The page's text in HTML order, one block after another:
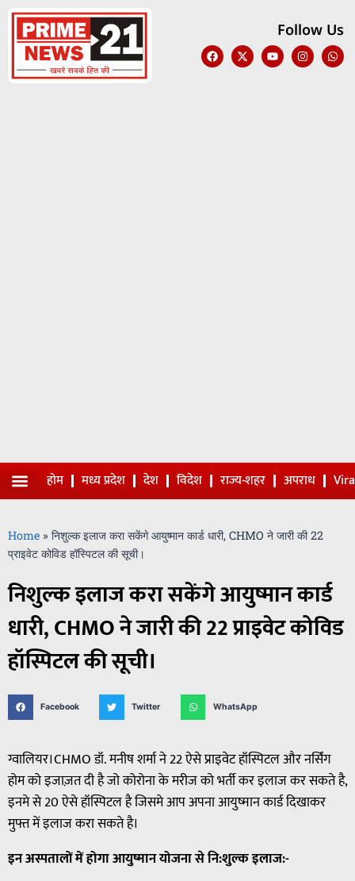
Follow Us
होम मध्य प्रदेश देश विदेश राज्य-शहर अपराध
Home » निशुल्क इलाज करा सकेंगे आयुष्मान कार्ड धारी, CHMO ने जारी की 22
प्राइवेट कोविड हॉस्पिटल की सूची।
निशुल्क इलाज करा सकेंगे आयुष्मान कार्ड
धारी, CHMO ने जारी की 22 प्राइवेट कोविड
हॉस्पिटल की सूची।
Facebook Twitter WhatsApp
ग्वालियर।CHMO डॉ. मनीष शर्मा ने 22 ऐसे प्राइवेट हॉस्पिटल और नर्सिंग
होम को इजाज़त दी है जो कोरोना के मरीज को भर्ती कर इलाज कर सकते है,
इनमे से 20 ऐसे हॉस्पिटल है जिसमे आप अपना आयुष्मान कार्ड दिखाकर
मुफ्त में इलाज करा सकते है।
इन अस्पतालों में होगा आयुष्मान योजना से नि:शुल्क इलाज:-